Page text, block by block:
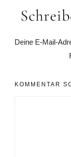
Deine E-Mail-
KOMMENTAR